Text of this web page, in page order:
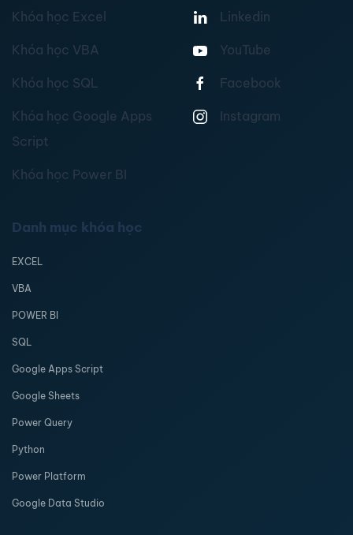
Khóa học Excel
Khóa học VBA
Khóa học SQL
Khóa học Google Apps
Script
Khóa học Power BI
Linkedin
YouTube
Facebook
Instagram
Danh mục khóa học
EXCEL
VBA
POWER BI
SQL
Google Apps Script
Google Sheets
Power Query
Python
Power Platform
Google Data Studio